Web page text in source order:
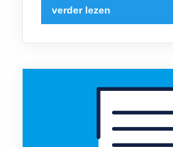
verder lezen